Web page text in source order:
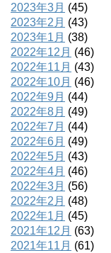
2023年3月 (45)
2023年2月 (43)
2023年1月 (38)
2022年12月 (46)
2022年11月 (43)
2022年10月 (46)
2022年9月 (44)
2022年8月 (49)
2022年7月 (44)
2022年6月 (49)
2022年5月 (43)
2022年4月 (46)
2022年3月 (56)
2022年2月 (48)
2022年1月 (45)
2021年12月 (63)
2021年11月 (61)